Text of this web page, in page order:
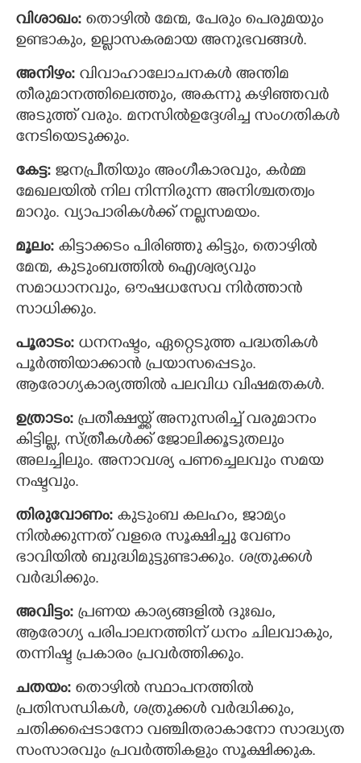
വിശാഖം: തൊഴില്‍ മേന്മ, പേരും പെരുമയും
ഉണ്ടാകും, ഉല്ലാസകരമായ അനുഭവങ്ങള്‍.
അനിഴം: വിവാഹാലോചനകള്‍ അന്തിമ
തീരുമാനത്തിലെത്തും, അകന്നു കഴിഞ്ഞവര്‍
അടുത്ത് വരും. മനസില്‍ഉദ്ദേശിച്ച സംഗതികള്‍
നേടിയെടുക്കും.
കേട്ട: ജനപ്രീതിയും അംഗീകാരവും, കര്‍മ്മ
മേഖലയില്‍ നില നിന്നിരുന്ന അനിശ്ചതത്വം
മാറും. വ്യാപാരികള്‍ക്ക് നല്ലസമയം.
മൂലം: കിട്ടാക്കടം പിരിഞ്ഞു കിട്ടും, തൊഴില്‍
മേന്മ, കുടുംബത്തില്‍ ഐശ്വര്യവും
സമാധാനവും, ഔഷധസേവ നിര്‍ത്താന്‍
സാധിക്കും.
പൂരാടം: ധനനഷ്ടം, ഏറ്റെടുത്ത പദ്ധതികള്‍
പൂര്‍ത്തിയാക്കാന്‍ പ്രയാസപ്പെടും.
ആരോഗ്യകാര്യത്തില്‍ പലവിധ വിഷമതകള്‍.
ഉത്രാടം: പ്രതീക്ഷയ്ക്ക് അനുസരിച്ച് വരുമാനം
കിട്ടില്ല, സ്ത്രീകള്‍ക്ക് ജോലിക്കൂടുതലും
അലച്ചിലും. അനാവശ്യ പണച്ചെലവും സമയ
നഷ്ടവും.
തിരുവോണം: കുടുംബ കലഹം, ജാമ്യം
നില്‍ക്കുന്നത് വളരെ സൂക്ഷിച്ചു വേണം
ഭാവിയില്‍ ബുദ്ധിമുട്ടുണ്ടാക്കും. ശത്രുക്കള്‍
വര്‍ദ്ധിക്കും.
അവിട്ടം: പ്രണയ കാര്യങ്ങളില്‍ ദുഃഖം,
ആരോഗ്യ പരിപാലനത്തിന് ധനം ചിലവാകും,
തന്നിഷ്ട പ്രകാരം പ്രവര്‍ത്തിക്കും.
ചതയം: തൊഴില്‍ സ്ഥാപനത്തില്‍
പ്രതിസന്ധികള്‍, ശത്രുക്കള്‍ വര്‍ദ്ധിക്കും,
ചതിക്കപ്പെടാനോ വഞ്ചിതരാകാനോ സാദ്ധ്യത
സംസാരവും പ്രവര്‍ത്തികളും സൂക്ഷിക്കുക.